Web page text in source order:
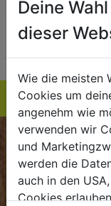
BIOKISTE
Kundenservice
Deine
dieser
Wie die meisten
Cookies um
angenehm wie
verwenden wir
und
werden die
auch in den
Cookies